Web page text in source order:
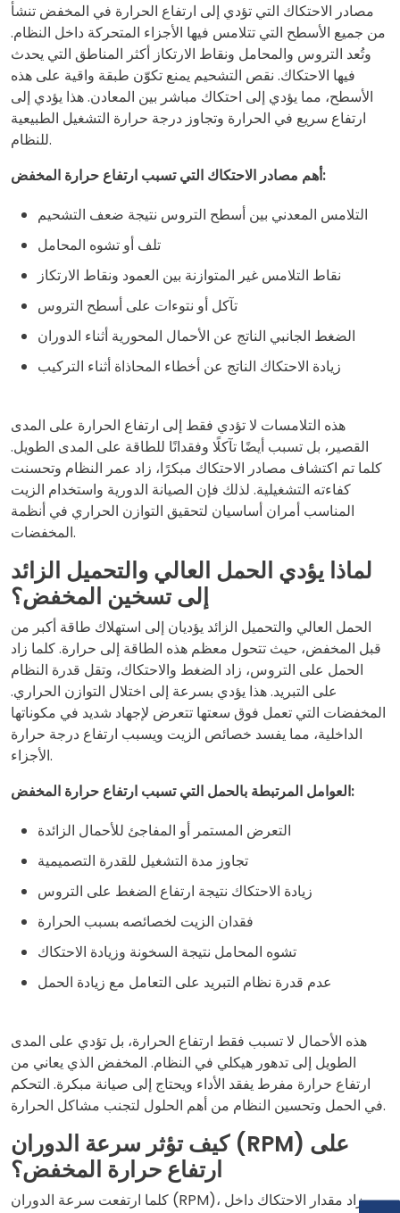
مصادر الاحتكاك التي تؤدي إلى ارتفاع الحرارة في المخفض تنشأ
من جميع الأسطح التي تتلامس فيها الأجزاء المتحركة داخل النظام.
وتُعد التروس والمحامل ونقاط الارتكاز أكثر المناطق التي يحدث
فيها الاحتكاك. نقص التشحيم يمنع تكوّن طبقة واقية على هذه
الأسطح، مما يؤدي إلى احتكاك مباشر بين المعادن. هذا يؤدي إلى
ارتفاع سريع في الحرارة وتجاوز درجة حرارة التشغيل الطبيعية
للنظام.
أهم مصادر الاحتكاك التي تسبب ارتفاع حرارة المخفض:
التلامس المعدني بين أسطح التروس نتيجة ضعف التشحيم
تلف أو تشوه المحامل
نقاط التلامس غير المتوازنة بين العمود ونقاط الارتكاز
تآكل أو نتوءات على أسطح التروس
الضغط الجانبي الناتج عن الأحمال المحورية أثناء الدوران
زيادة الاحتكاك الناتج عن أخطاء المحاذاة أثناء التركيب
هذه التلامسات لا تؤدي فقط إلى ارتفاع الحرارة على المدى
القصير، بل تسبب أيضًا تآكلًا وفقدانًا للطاقة على المدى الطويل.
كلما تم اكتشاف مصادر الاحتكاك مبكرًا، زاد عمر النظام وتحسنت
كفاءته التشغيلية. لذلك فإن الصيانة الدورية واستخدام الزيت
المناسب أمران أساسيان لتحقيق التوازن الحراري في أنظمة
المخفضات.
لماذا يؤدي الحمل العالي والتحميل الزائد
إلى تسخين المخفض؟
الحمل العالي والتحميل الزائد يؤديان إلى استهلاك طاقة أكبر من
قبل المخفض، حيث تتحول معظم هذه الطاقة إلى حرارة. كلما زاد
الحمل على التروس، زاد الضغط والاحتكاك، وتقل قدرة النظام
على التبريد. هذا يؤدي بسرعة إلى اختلال التوازن الحراري.
المخفضات التي تعمل فوق سعتها تتعرض لإجهاد شديد في مكوناتها
الداخلية، مما يفسد خصائص الزيت ويسبب ارتفاع درجة حرارة
الأجزاء.
العوامل المرتبطة بالحمل التي تسبب ارتفاع حرارة المخفض:
التعرض المستمر أو المفاجئ للأحمال الزائدة
تجاوز مدة التشغيل للقدرة التصميمية
زيادة الاحتكاك نتيجة ارتفاع الضغط على التروس
فقدان الزيت لخصائصه بسبب الحرارة
تشوه المحامل نتيجة السخونة وزيادة الاحتكاك
عدم قدرة نظام التبريد على التعامل مع زيادة الحمل
هذه الأحمال لا تسبب فقط ارتفاع الحرارة، بل تؤدي على المدى
الطويل إلى تدهور هيكلي في النظام. المخفض الذي يعاني من
ارتفاع حرارة مفرط يفقد الأداء ويحتاج إلى صيانة مبكرة. التحكم
في الحمل وتحسين النظام من أهم الحلول لتجنب مشاكل الحرارة.
كيف تؤثر سرعة الدوران (RPM) على
ارتفاع حرارة المخفض؟
كلما ارتفعت سرعة الدوران (RPM)، زاد مقدار الاحتكاك داخل